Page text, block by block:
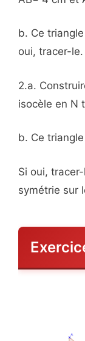
b. Ce
oui, tracer-le.
2.a.
isocèle en N
b. Ce
Si oui,
symétrie sur